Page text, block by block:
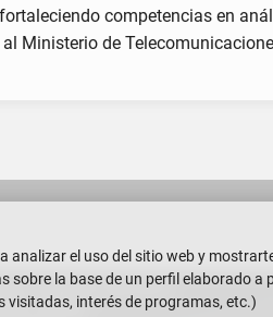
competencias en
Ministerio de
Politécnica del Litoral
Galindo
analizar el uso del sitio web y
sobre la base de un perfil elaborado a
visitadas, interés de programas, etc.)